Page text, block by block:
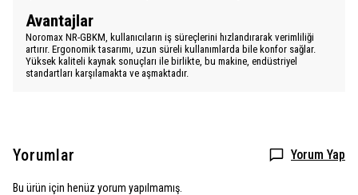
Avantajlar
Noromax NR-GBKM, kullanıcıların iş süreçlerini hızlandırarak verimliliği
artırır. Ergonomik tasarımı, uzun süreli kullanımlarda bile konfor sağlar.
Yüksek kaliteli kaynak sonuçları ile birlikte, bu makine, endüstriyel
standartları karşılamakta ve aşmaktadır.
Yorumlar Yorum Yap
Bu ürün için henüz yorum yapılmamış.